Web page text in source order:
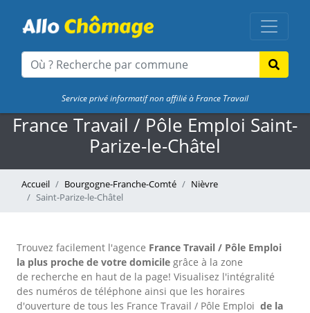
Service privé informatif non affilié à France Travail
France Travail / Pôle Emploi Saint-
Parize-le-Châtel
Accueil Bourgogne-Franche-Comté
Nièvre
Saint-Parize-le-Châtel
Trouvez facilement l'agence France Travail / Pôle Emploi
la plus proche de votre domicile grâce à la zone
de recherche en haut de la page! Visualisez l'intégralité
des numéros de téléphone ainsi que les horaires
d'ouverture de tous les France Travail / Pôle Emploi de la